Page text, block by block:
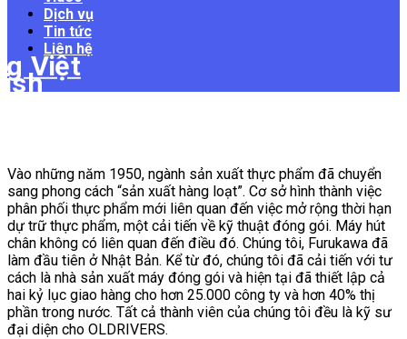
Dịch vụ
Tin tức
Liên hệ
Vào những năm 1950, ngành sản xuất thực phẩm đã chuyển
sang phong cách “sản xuất hàng loạt”. Cơ sở hình thành việc
phân phối thực phẩm mới liên quan đến việc mở rộng thời hạn
dự trữ thực phẩm, một cải tiến về kỹ thuật đóng gói. Máy hút
chân không có liên quan đến điều đó. Chúng tôi, Furukawa đã
làm đầu tiên ở Nhật Bản. Kể từ đó, chúng tôi đã cải tiến với tư
cách là nhà sản xuất máy đóng gói và hiện tại đã thiết lập cả
hai kỷ lục giao hàng cho hơn 25.000 công ty và hơn 40% thị
phần trong nước. Tất cả thành viên của chúng tôi đều là kỹ sư
đại diện cho OLDRIVERS.